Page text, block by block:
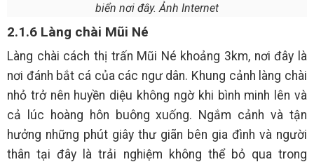
biển nơi đây. Ảnh Internet
2.1.6 Làng chài Mũi Né
Làng chài cách thị trấn Mũi Né khoảng 3km, nơi đây là
nơi đánh bắt cá của các ngư dân. Khung cảnh làng chài
nhỏ trở nên huyền diệu không ngờ khi bình minh lên và
cả lúc hoàng hôn buông xuống. Ngắm cảnh và tận
hưởng những phút giây thư giãn bên gia đình và người
thân tại đây là trải nghiệm không thể bỏ qua trong